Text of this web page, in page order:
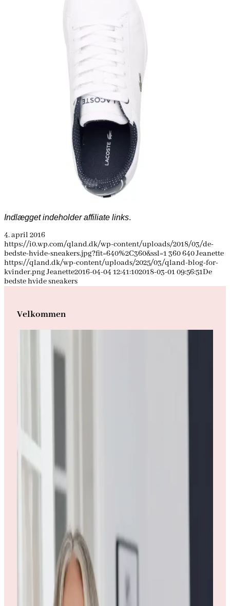
Indlægget indeholder affiliate links.
4. april 2016
https://i0.wp.com/qland.dk/wp-content/uploads/2018/03/de-
bedste-hvide-sneakers.jpg?fit=640%2C360&ssl=1 360640Jeanette
https://qland.dk/wp-content/uploads/2025/03/qland-blog-for-
kvinder.pngJeanette2016-04-04 12:41:102018-03-01 09:56:51De
bedste hvide sneakers
Velkommen